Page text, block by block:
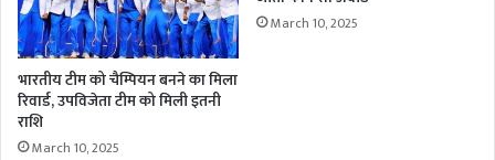
भारतीय टीम को चैम्पियन बनने का मिला
रिवार्ड, उपविजेता टीम को मिली इतनी
राशि
March 10, 2025
March 10, 2025